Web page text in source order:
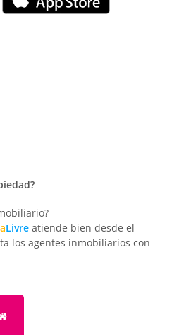
Livre atiende bien desde el
los agentes inmobiliarios con